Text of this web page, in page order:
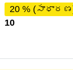
20 %
10